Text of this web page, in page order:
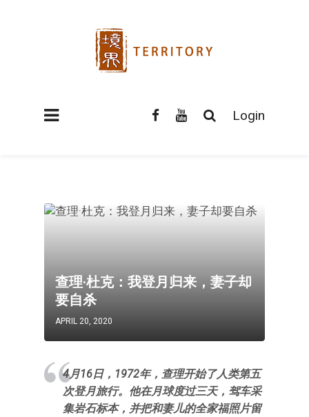
Login
查理·杜克：我登月归来，妻子却
要自杀
APRIL 20, 2020
4月16日，1972年，查理开始了人类第五
次登月旅行。他在月球度过三天，驾车采
集岩石标本，并把和妻儿的全家福照片留